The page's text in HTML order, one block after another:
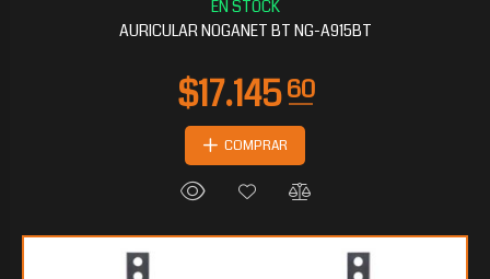
AURICULAR NOGANET BT NG-A915BT
COMPRAR